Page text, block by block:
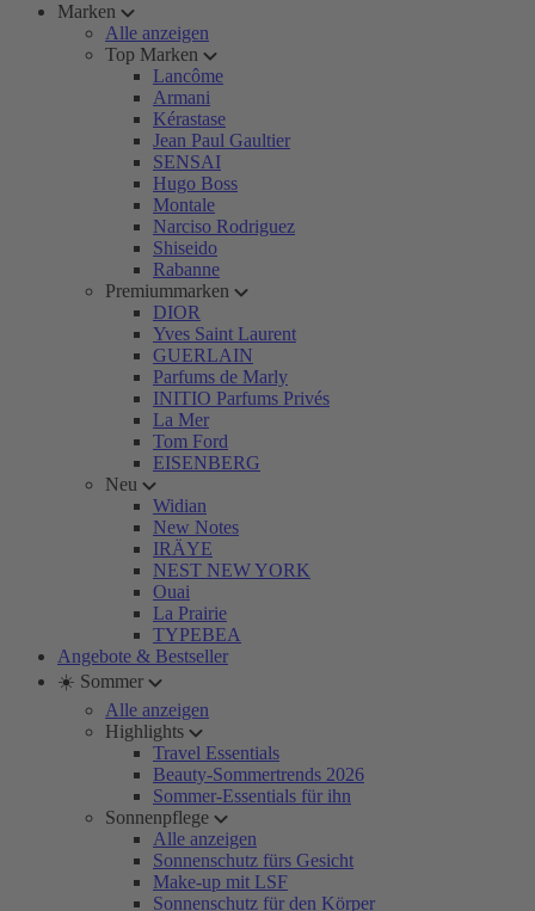
Marken
Alle anzeigen
Top Marken
Lancôme
Armani
Kérastase
Jean Paul Gaultier
SENSAI
Hugo Boss
Montale
Narciso Rodriguez
Shiseido
Rabanne
Premiummarken
DIOR
Yves Saint Laurent
GUERLAIN
Parfums de Marly
INITIO Parfums Privés
La Mer
Tom Ford
EISENBERG
Neu
Widian
New Notes
IRÄYE
NEST NEW YORK
Ouai
La Prairie
TYPEBEA
Angebote & Bestseller
☀️ Sommer
Alle anzeigen
Highlights
Travel Essentials
Beauty-Sommertrends 2026
Sommer-Essentials für ihn
Sonnenpflege
Alle anzeigen
Sonnenschutz fürs Gesicht
Make-up mit LSF
Sonnenschutz für den Körper